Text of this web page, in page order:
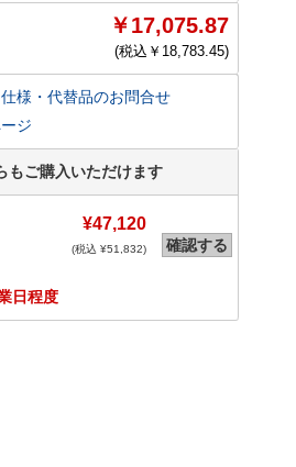
￥17,075.87
(税込￥ 18,783.45)
様・代替品のお問合せ
ジ
もご購入いただけます
¥47,120
(税込 ¥51,832)
日程度
確認する